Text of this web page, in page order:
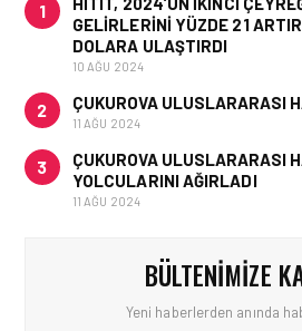
1
GELIRLERINI YÜZDE 21
DOLARA ULAŞTIRDI
10 AĞU 2024
2 ÇUKUROVA ULUSLARARASI
11 AĞU 2024
3
ÇUKUROVA ULUSLARARASI
YOLCULARINI AĞIRLADI
11 AĞU 2024
BÜLTENIMIZE
Yeni haberlerden anında